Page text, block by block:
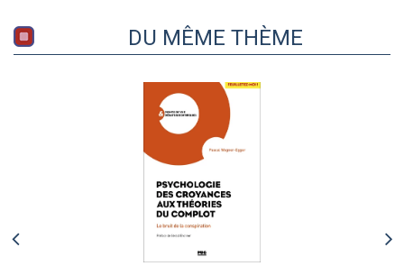
DU MÊME THÈME